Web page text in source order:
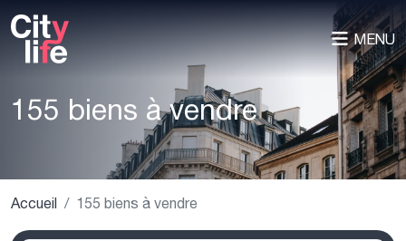
MENU
155 biens à vendre
Accueil 155 biens à vendre